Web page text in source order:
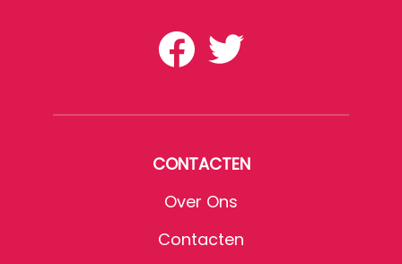
CONTACTEN
Over Ons
Contacten